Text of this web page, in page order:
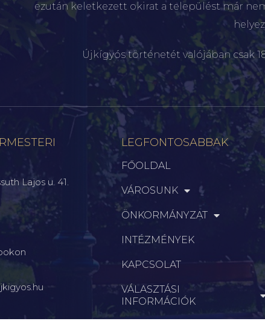
ezután keletkezett okirat a települést már
Újkígyós történetét valójában csak
Lajos u. 41.
LEGFONTOSABBAK
FŐOLDAL
VÁROSUNK
ÖNKORMÁNYZAT
INTÉZMÉNYEK
KAPCSOLAT
VÁLASZTÁSI
INFORMÁCIÓK